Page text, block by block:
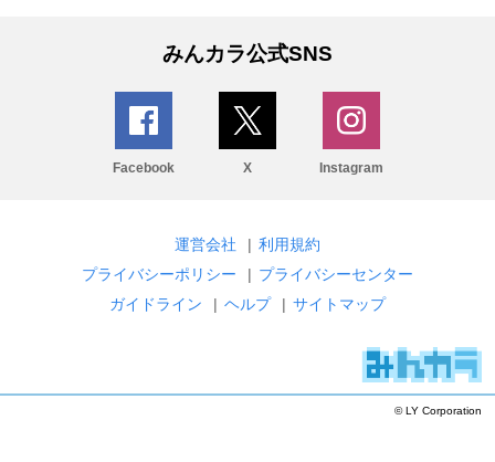
みんカラ公式SNS
Facebook X Instagram
運営会社 | 利用規約
プライバシーポリシー
| プライバシーセンター
ガイドライン
| ヘルプ | サイトマップ
© LY Corporation